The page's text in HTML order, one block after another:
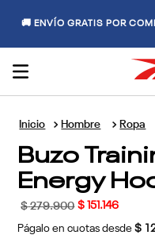
🚚 ENVÍO GRATIS POR
Hombre Ropa
Buzo
Energy
$ 279.900 $ 151 .146
Págalo en cuotas desde $